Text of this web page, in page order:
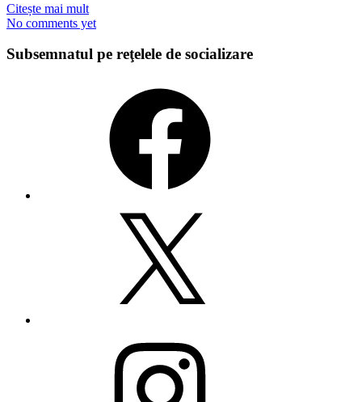
Citește mai mult
No comments yet
Subsemnatul pe reţelele de socializare